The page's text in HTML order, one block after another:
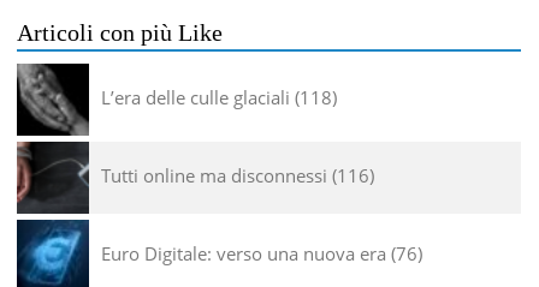
Articoli con più Like
L’era delle culle glaciali 118
Tutti online ma disconnessi 116
Euro Digitale: verso una nuova era 76